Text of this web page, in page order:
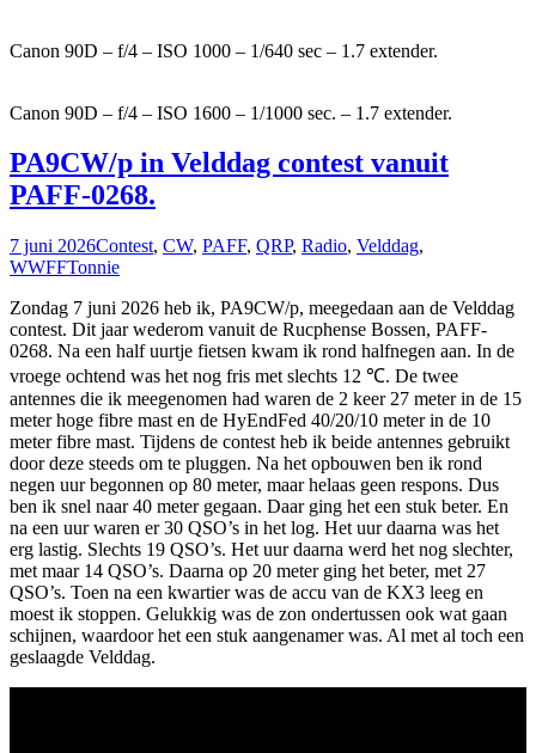
Canon 90D – f/4 – ISO 1000 – 1/640 sec – 1.7 extender.
Canon 90D – f/4 – ISO 1600 – 1/1000 sec. – 1.7 extender.
PA9CW/p in Velddag contest vanuit
PAFF-0268.
7 juni 2026Contest, CW, PAFF, QRP, Radio, Velddag,
WWFFTonnie
Zondag 7 juni 2026 heb ik, PA9CW/p, meegedaan aan de Velddag
contest. Dit jaar wederom vanuit de Rucphense Bossen, PAFF-
0268. Na een half uurtje fietsen kwam ik rond halfnegen aan. In de
vroege ochtend was het nog fris met slechts 12 ℃. De twee
antennes die ik meegenomen had waren de 2 keer 27 meter in de 15
meter hoge fibre mast en de HyEndFed 40/20/10 meter in de 10
meter fibre mast. Tijdens de contest heb ik beide antennes gebruikt
door deze steeds om te pluggen. Na het opbouwen ben ik rond
negen uur begonnen op 80 meter, maar helaas geen respons. Dus
ben ik snel naar 40 meter gegaan. Daar ging het een stuk beter. En
na een uur waren er 30 QSO’s in het log. Het uur daarna was het
erg lastig. Slechts 19 QSO’s. Het uur daarna werd het nog slechter,
met maar 14 QSO’s. Daarna op 20 meter ging het beter, met 27
QSO’s. Toen na een kwartier was de accu van de KX3 leeg en
moest ik stoppen. Gelukkig was de zon ondertussen ook wat gaan
schijnen, waardoor het een stuk aangenamer was. Al met al toch een
geslaagde Velddag.